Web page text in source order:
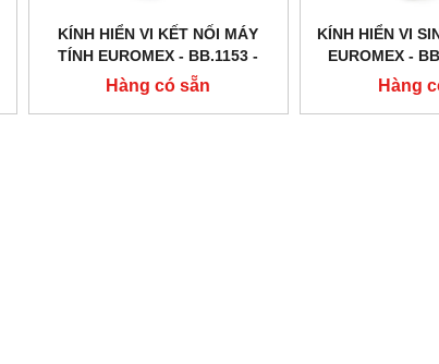
KÍNH HIỂN VI KẾT NỐI MÁY
TÍNH EUROMEX - BB.1153 ‑
PLPH
Hàng có sẵn
KÍNH HIỂN VI
EUROMEX -
Hàng